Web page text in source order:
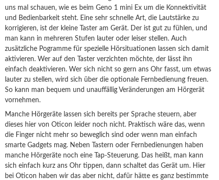
uns mal schauen, wie es beim Geno 1 mini Ex um die Konnektivität
und Bedienbarkeit steht. Eine sehr schnelle Art, die Lautstärke zu
korrigieren, ist der kleine Taster am Gerät. Der ist gut zu fühlen, und
man kann in mehreren Stufen lauter oder leiser stellen. Auch
zusätzliche Pogramme für spezielle Hörsituationen lassen sich damit
aktivieren. Wer auf den Taster verzichten möchte, der lässt ihn
einfach deaktivieren. Wer sich nicht so gern ans Ohr fasst, um etwas
lauter zu stellen, wird sich über die optionale Fernbedienung freuen.
So kann man bequem und unauffällig Veränderungen am Hörgerät
vornehmen.
Manche Hörgeräte lassen sich bereits per Sprache steuern, aber
dieses hier von Oticon leider noch nicht. Praktisch wäre das, wenn
die Finger nicht mehr so beweglich sind oder wenn man einfach
smarte Gadgets mag. Neben Tastern oder Fernbedienungen haben
manche Hörgeräte noch eine Tap-Steuerung. Das heißt, man kann
sich einfach kurz ans Ohr tippen, dann schaltet das Gerät um. Hier
bei Oticon haben wir das aber nicht, dafür hätte es ganz bestimmte